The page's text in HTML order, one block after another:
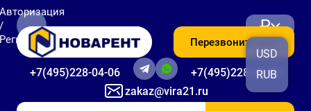
zakaz@vira21.ru
+7(495)228-04-06 +7(495)228-06-56
Перезвоните мне
₽
USD
RUB